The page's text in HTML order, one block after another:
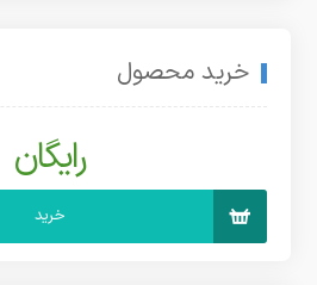
خرید محصول
رایگان
خرید